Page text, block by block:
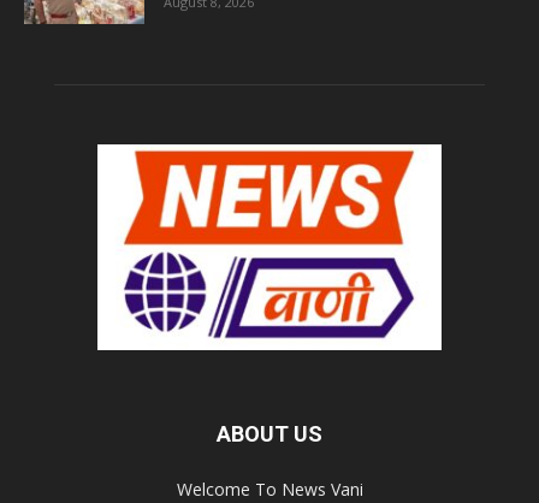
ABOUT US
Welcome To News Vani